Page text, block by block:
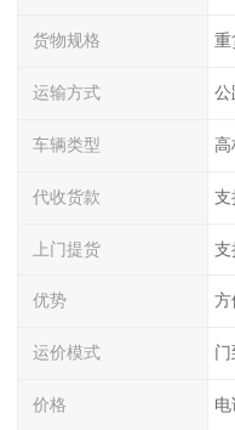
货物规格 重
运输方式 公
车辆类型 高
代收货款 支
上门提货 支
优势 方
运价模式
价格